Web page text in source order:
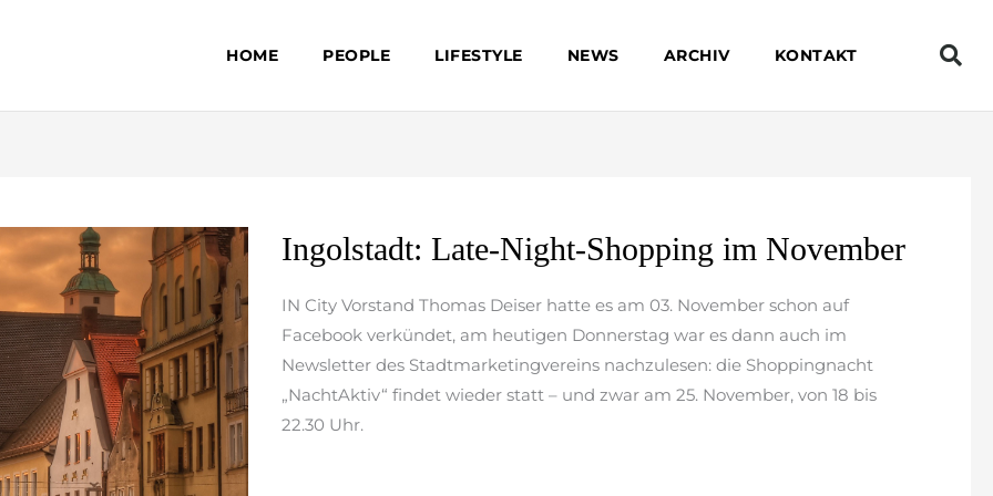
HOME PEOPLE LIFESTYLE NEWS ARCHIV KONTAKT
Ingolstadt: Late-Night-Shopping im November
IN City Vorstand Thomas Deiser hatte es am 03. November schon auf
Facebook verkündet, am heutigen Donnerstag war es dann auch im
Newsletter des Stadtmarketingvereins nachzulesen: die Shoppingnacht
„NachtAktiv“ findet wieder statt – und zwar am 25. November, von 18 bis
22.30 Uhr.
Ingolstadt:
Late-
Night-
Shopping
im
November